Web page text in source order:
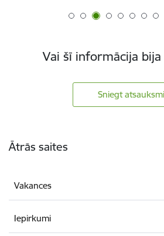
Vai šī informācija
Sniegt atsauksmi
Ātrās saites
Vakances
Iepirkumi